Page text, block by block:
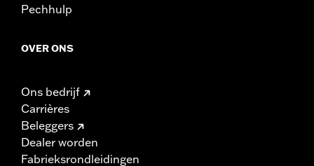
Pechhulp
OVER ONS
Ons bedrijf
Carrières
Beleggers
Dealer worden
Fabrieksrondleidingen